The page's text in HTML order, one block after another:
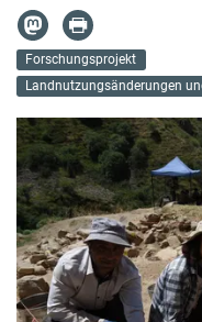
Forschungsprojekt
Landnutzungsänderungen